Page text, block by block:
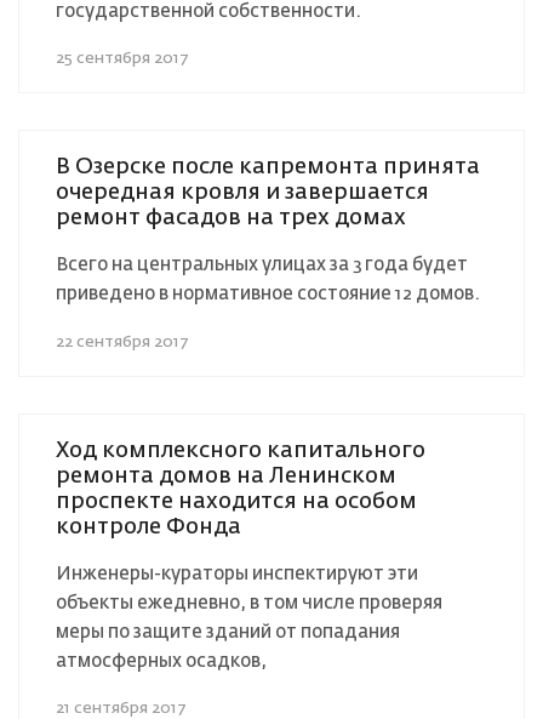
государственной собственности.
25 сентября 2017
В Озерске после капремонта принята
очередная кровля и завершается
ремонт фасадов на трех домах
Всего на центральных улицах за 3 года будет
приведено в нормативное состояние 12 домов.
22 сентября 2017
Ход комплексного капитального
ремонта домов на Ленинском
проспекте находится на особом
контроле Фонда
Инженеры-кураторы инспектируют эти
объекты ежедневно, в том числе проверяя
меры по защите зданий от попадания
атмосферных осадков,
21 сентября 2017